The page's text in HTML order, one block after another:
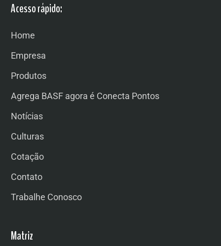
Acesso rápido:
Home
Empresa
Produtos
Agrega BASF agora é Conecta Pontos
Notícias
Culturas
Cotação
Contato
Trabalhe Conosco
Matriz